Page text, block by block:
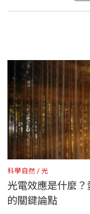
更是一套可以刺激
建議用班費購買一
或是請老師建議學
33.2 電場線
33.6 電能儲存
33.7 范氏起電機
第34章 電流
34.1 電荷的流動
34.2 電流
34.3 電壓源
34.4 電阻
34.5 歐姆定律
高中時夢想當個拳
麻州羅爾技術學院
生。1964年，取得
修的碩士學位，便
直到1999年退休。
1982年，休伊特獲
講座獎。獲獎原因
入，發展出許多有
釋觀念的方式，讓很
對物理產生興趣。
書號
出版社
裝幀
開本
科學自然 光
光電效應是什麼
的關鍵論點